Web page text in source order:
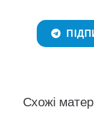
Схожі